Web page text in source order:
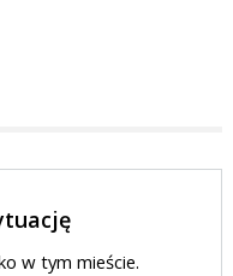
w tym mieście.